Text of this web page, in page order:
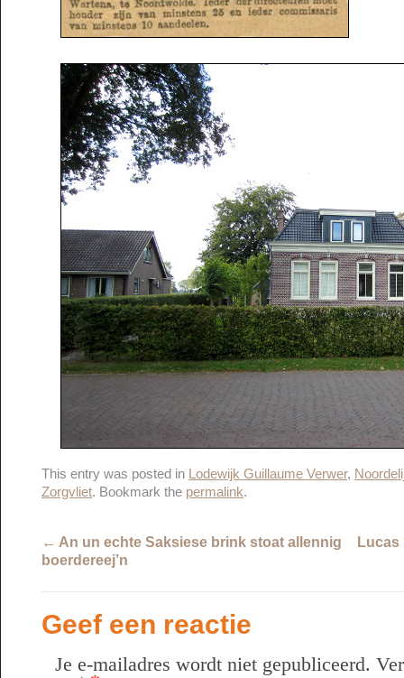
This entry was posted in Lodewijk Guillaume Verwer,
Zorgvliet. Bookmark the permalink.
← An un echte Saksiese brink stoat allennig
boerdereej’n
Lucas
Geef een reactie
Je e-mailadres wordt niet gepubliceerd.